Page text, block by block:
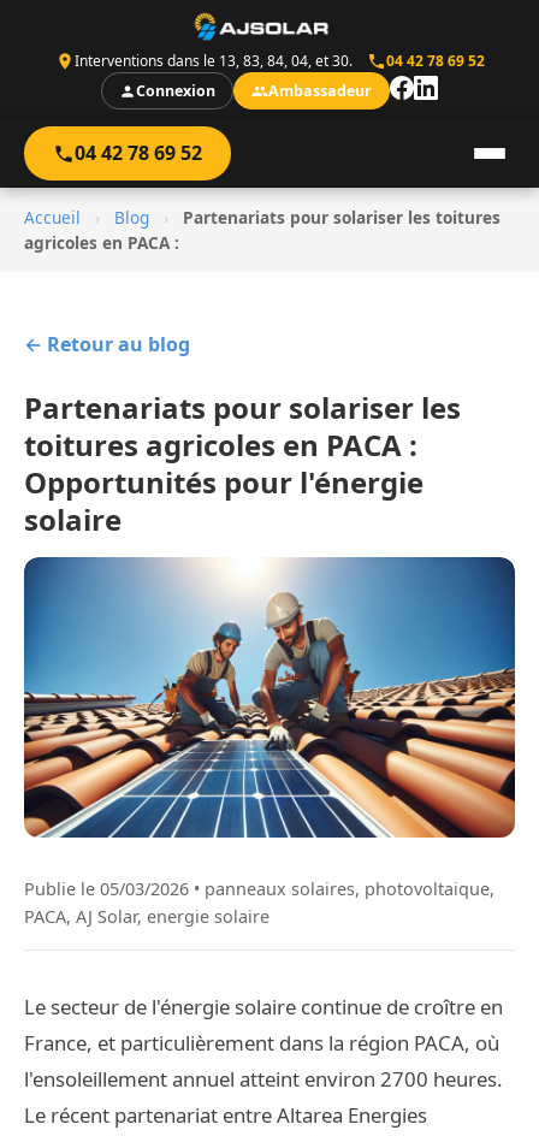
Interventions dans le 13, 83, 84, 04, et 30.
04 42 78 69 52
Connexion
Ambassadeur
04 42 78 69 52
Accueil › Blog ›
Partenariats pour solariser les toitures
agricoles en PACA :
← Retour au blog
Partenariats pour solariser les
toitures agricoles en PACA :
Opportunités pour l'énergie
solaire
Publie le 05/03/2026 • panneaux solaires, photovoltaique,
PACA, AJ Solar, energie solaire
Le secteur de l'énergie solaire continue de croître en
France, et particulièrement dans la région PACA, où
l'ensoleillement annuel atteint environ 2700 heures.
Le récent partenariat entre Altarea Energies